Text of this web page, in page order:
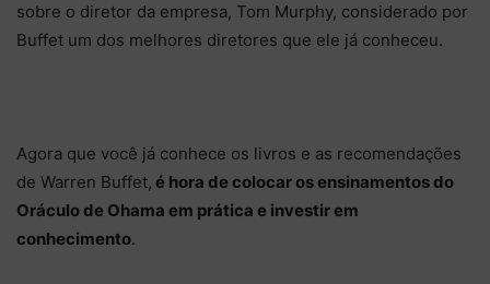
sobre o diretor da empresa, Tom Murphy, considerado por
Buffet um dos melhores diretores que ele já conheceu.
Agora que você já conhece os livros e as recomendações
de Warren Buffet, é hora de colocar os ensinamentos do
Oráculo de Ohama em prática e investir em
conhecimento.